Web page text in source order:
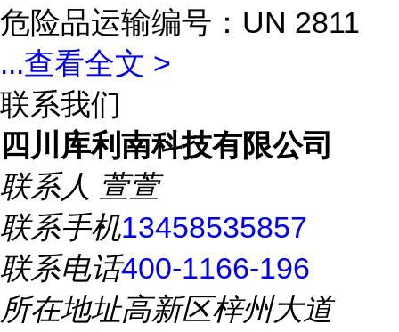
危险品运输编号：UN 2811
...查看全文 >
联系我们
四川库利南科技有限公司
联系人 萱萱
联系手机13458535857
联系电话400-1166-196
所在地址高新区梓州大道